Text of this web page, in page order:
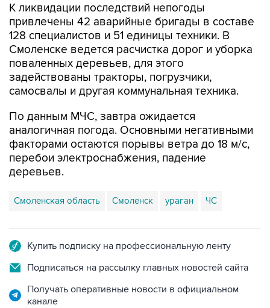
К ликвидации последствий непогоды
привлечены 42 аварийные бригады в составе
128 специалистов и 51 единицы техники. В
Смоленске ведется расчистка дорог и уборка
поваленных деревьев, для этого
задействованы тракторы, погрузчики,
самосвалы и другая коммунальная техника.
По данным МЧС, завтра ожидается
аналогичная погода. Основными негативными
факторами остаются порывы ветра до 18 м/с,
перебои электроснабжения, падение
деревьев.
Смоленская область Смоленск ураган ЧС
Купить подписку на профессиональную ленту
Подписаться на рассылку главных новостей сайта
Получать оперативные новости в официальном
канале